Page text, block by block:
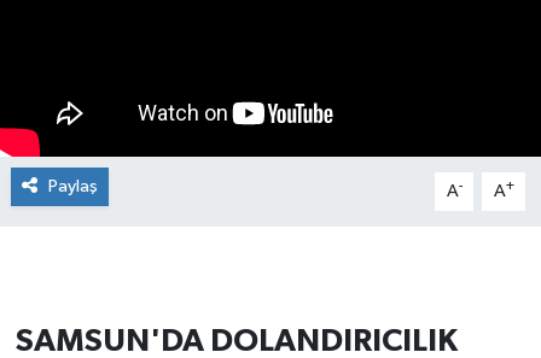
Paylaş A- A+
SAMSUN'DA DOLANDIRICILIK